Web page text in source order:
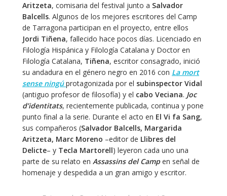
Aritzeta, comisaria del festival junto a Salvador
Balcells. Algunos de los mejores escritores del Camp
de Tarragona participan en el proyecto, entre ellos
Jordi Tiñena, fallecido hace pocos días. Licenciado en
Filología Hispánica y Filología Catalana y Doctor en
Filología Catalana, Tiñena, escritor consagrado, inició
su andadura en el género negro en 2016 con La mort
sense ningúprotagonizada por el subinspector Vidal
(antiguo profesor de filosofía) y el cabo Veciana. Joc
d’identitats, recientemente publicada, continua y pone
punto final a la serie. Durante el acto en El Vi fa Sang,
sus compañeros (Salvador Balcells, Margarida
Aritzeta, Marc Moreno –editor de Llibres del
Delicte– y Tecla Martorell) leyeron cada uno una
parte de su relato en Assassins del Campen señal de
homenaje y despedida a un gran amigo y escritor.